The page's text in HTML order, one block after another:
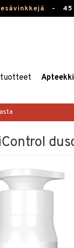
-
Apteekki